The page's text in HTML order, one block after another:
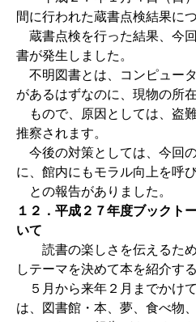
間に行われた蔵書点検結果に
蔵書点検を行った結果、今
書が発生しました。
不明図書とは、コンピュー
があるはずなのに、現物の所
もので、原因としては、盗
推察されます。
今後の対策としては、今回
に、館内にもモラル向上を呼
との報告がありました。
１２．平成２７年度ブックト
いて
読書の楽しさを伝えるため
しテーマを決めて本を紹介す
５月から来年２月までかけ
は、図書館・本、夢、食べ物